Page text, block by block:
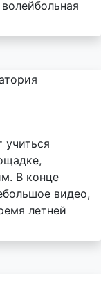
учиться
В конце
видео,
летней